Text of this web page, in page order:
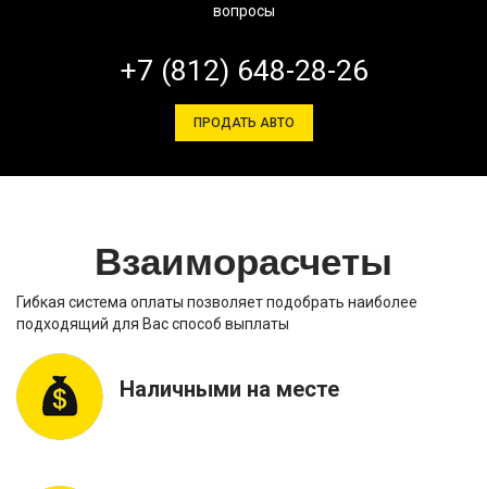
вопросы
+7 (812) 648-28-26
ПРОДАТЬ АВТО
Взаиморасчеты
Гибкая система оплаты позволяет подобрать наиболее
подходящий для Вас способ выплаты
Наличными на месте